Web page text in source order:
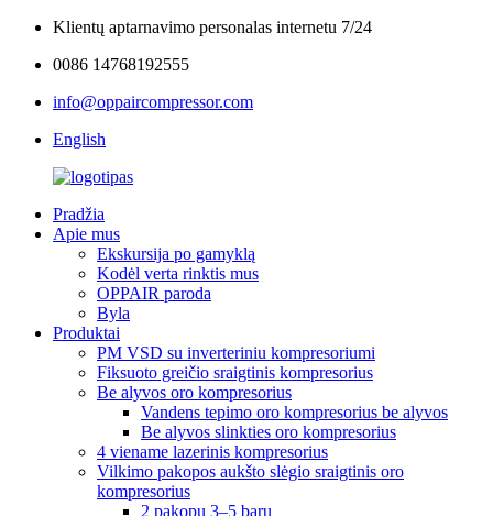
Klientų aptarnavimo personalas internetu 7/24
0086 14768192555
info@oppaircompressor.com
English
Pradžia
Apie mus
Ekskursija po gamyklą
Kodėl verta rinktis mus
OPPAIR paroda
Byla
Produktai
PM VSD su inverteriniu kompresoriumi
Fiksuoto greičio sraigtinis kompresorius
Be alyvos oro kompresorius
Vandens tepimo oro kompresorius be alyvos
Be alyvos slinkties oro kompresorius
4 viename lazerinis kompresorius
Vilkimo pakopos aukšto slėgio sraigtinis oro
kompresorius
2 pakopų 3–5 barų